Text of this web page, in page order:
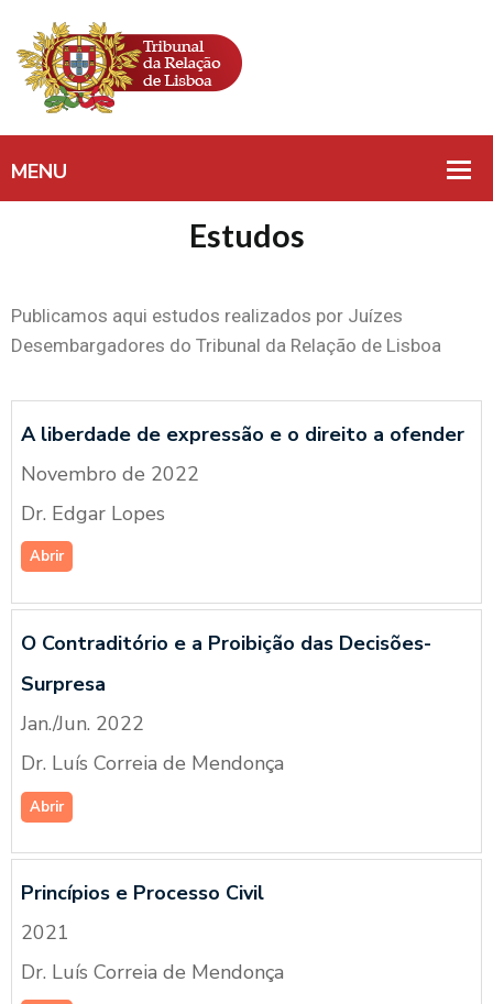
Estudos
Publicamos aqui estudos realizados por Juízes
Desembargadores do Tribunal da Relação de Lisboa
A liberdade de expressão e o direito a ofender
Novembro de 2022
Dr. Edgar Lopes
Abrir
O Contraditório e a Proibição das Decisões-
Surpresa
Jan./Jun. 2022
Dr. Luís Correia de Mendonça
Abrir
Princípios e Processo Civil
2021
Dr. Luís Correia de Mendonça